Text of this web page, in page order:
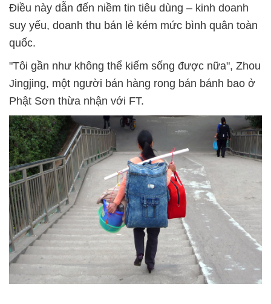
Điều này dẫn đến niềm tin tiêu dùng – kinh doanh
suy yếu, doanh thu bán lẻ kém mức bình quân toàn
quốc.
"Tôi gần như không thể kiếm sống được nữa", Zhou
Jingjing, một người bán hàng rong bán bánh bao ở
Phật Sơn thừa nhận với FT.